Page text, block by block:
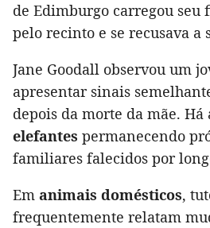
de Edimburgo carregou
pelo recinto e se recusava a
Jane Goodall observou um
apresentar sinais
depois da morte da mãe.
elefantes permanecendo
familiares falecidos por
Em animais domésticos,
frequentemente relatam